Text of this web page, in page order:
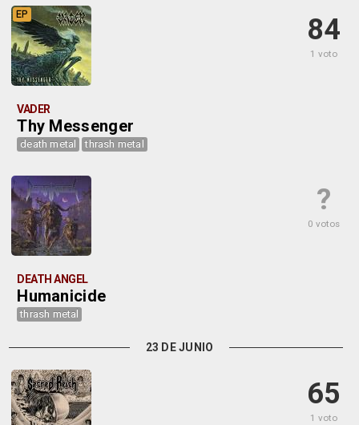
84
1 voto
EP
VADER
Thy Messenger
death metal thrash metal
?
0 votos
DEATH ANGEL
Humanicide
thrash metal
23 DE JUNIO
65
1 voto